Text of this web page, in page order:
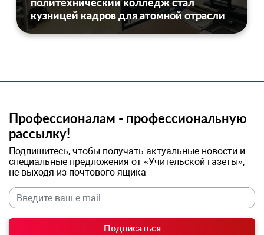
кузницей кадров для атомной отрасли
Профессионалам - профессиональную
рассылку!
Подпишитесь, чтобы получать актуальные новости и
специальные предложения от «Учительской газеты»,
не выходя из почтового ящика
Подписаться